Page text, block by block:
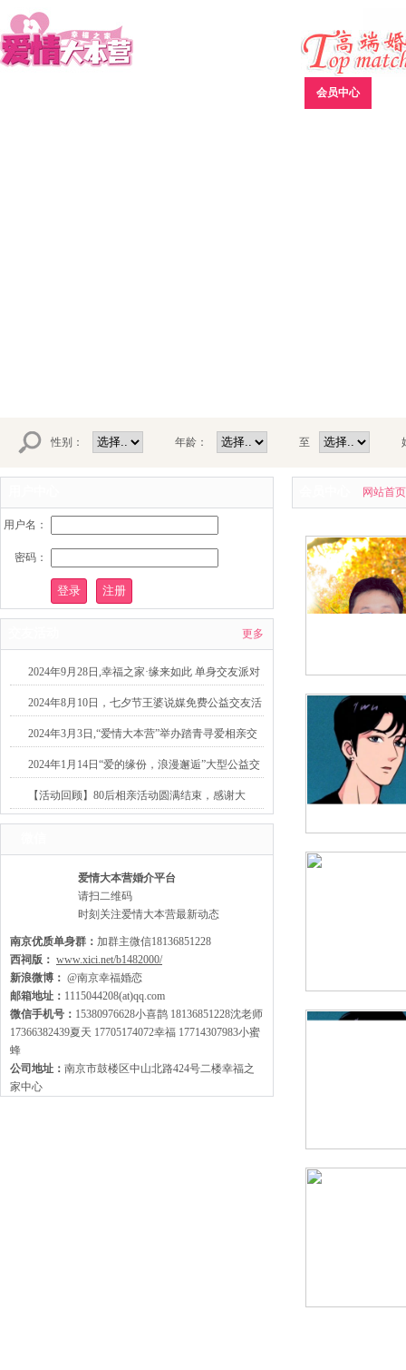
会员中心
性别： 年龄： 至
网站首页
用户名：
密码：
更多
2024年9月28日,幸福之家·缘来如此 单身交友派对
2024年8月10日，七夕节王婆说媒免费公益交友活
动
2024年3月3日,“爱情大本营”举办踏青寻爱相亲交
友活动
2024年1月14日“爱的缘份，浪漫邂逅”大型公益交
友活动
【活动回顾】80后相亲活动圆满结束，感谢大
家，走出来才有机会扩大缘分哦~
爱情大本营婚介平台
请扫二维码
时刻关注爱情大本营最新动态
南京优质单身群： 加群主微信18136851228
西祠版： www.xici.net/b1482000/
新浪微博： @南京幸福婚恋
邮箱地址： 1115044208(at)qq.com
微信手机号： 15380976628小喜鹊 18136851228沈老师
17366382439夏天 17705174072幸福 17714307983小蜜
蜂
公司地址： 南京市鼓楼区中山北路424号二楼幸福之
家中心